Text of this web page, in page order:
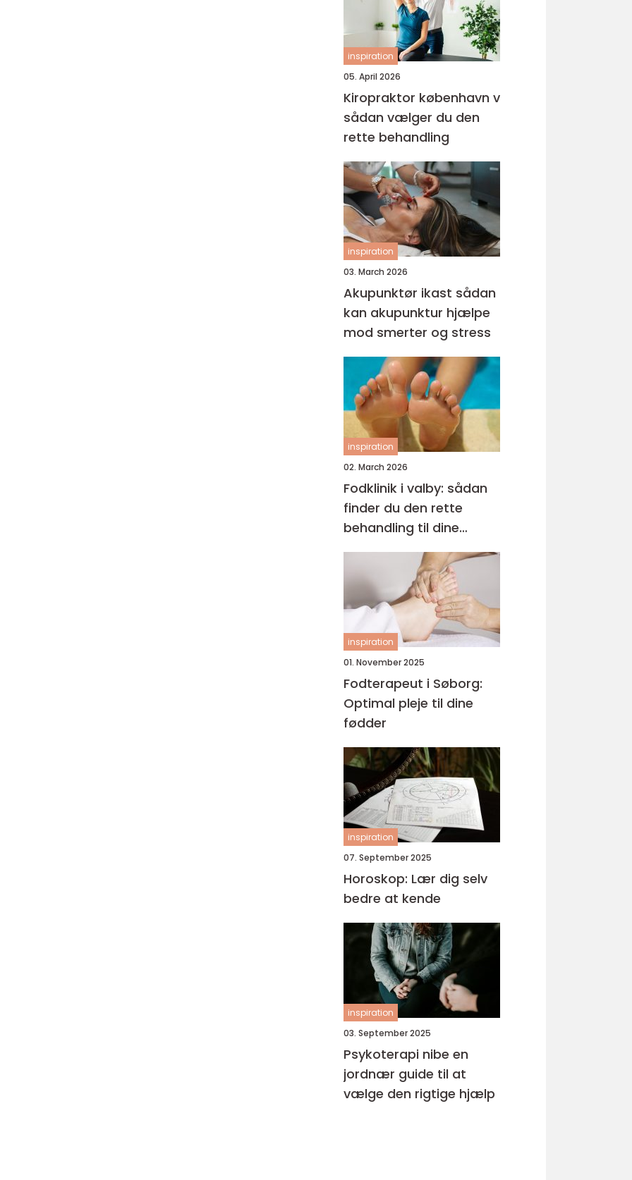
inspiration
05. April 2026
Kiropraktor københavn v
sådan vælger du den
rette behandling
inspiration
03. March 2026
Akupunktør ikast sådan
kan akupunktur hjælpe
mod smerter og stress
inspiration
02. March 2026
Fodklinik i valby: sådan
finder du den rette
behandling til dine
fødder
inspiration
01. November 2025
Fodterapeut i Søborg:
Optimal pleje til dine
fødder
inspiration
07. September 2025
Horoskop: Lær dig selv
bedre at kende
inspiration
03. September 2025
Psykoterapi nibe en
jordnær guide til at
vælge den rigtige hjælp